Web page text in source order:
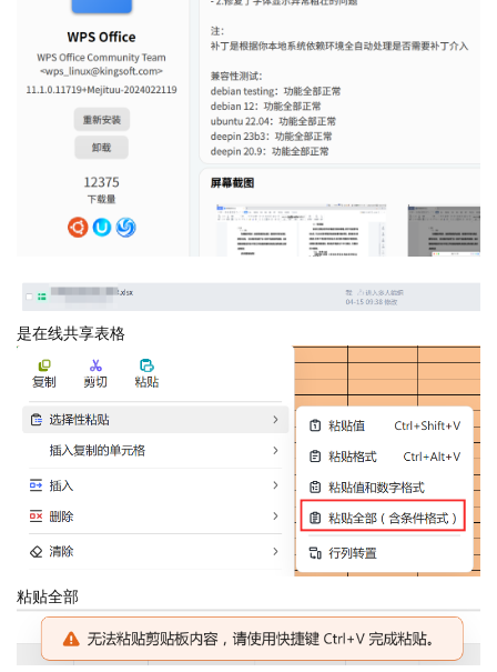
是在线共享表格
粘贴全部